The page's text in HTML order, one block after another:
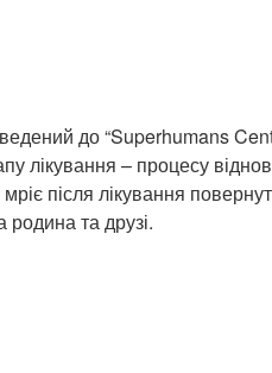
до “Superhumans
лікування – процесу
мріє після лікування
родина та друзі.